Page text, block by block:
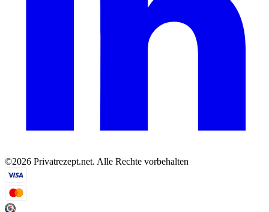
©2026 Privatrezept.net. Alle Rechte vorbehalten